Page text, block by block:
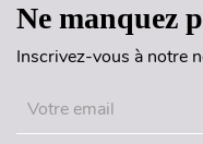
Ne manquez
Inscrivez-vous à notre